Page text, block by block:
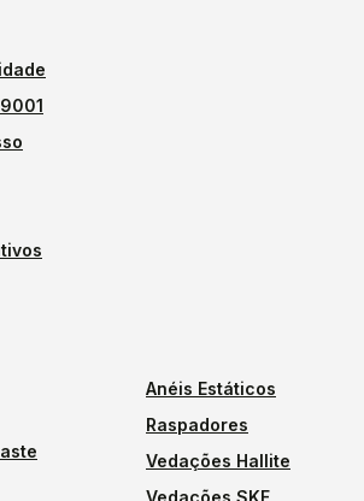
Anéis Estáticos
Raspadores
Vedações Hallite
Vedações SKF